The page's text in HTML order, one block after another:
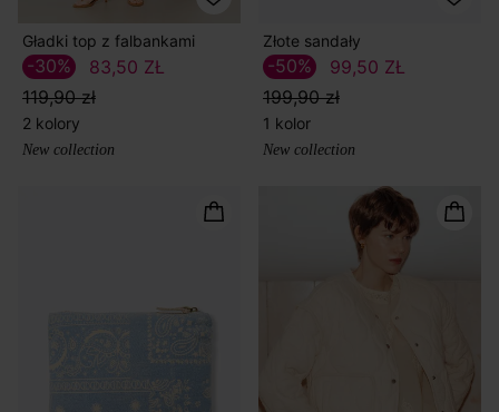
Gładki top z falbankami
83,50 ZŁ
119,90 zł
-30%
2 kolory
New collection
Złote sandały
99,50 ZŁ
199,90 zł
-50%
1 kolor
New collection